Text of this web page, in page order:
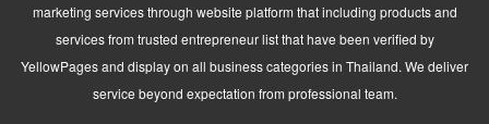
marketing services through website platform that including products and
services from trusted entrepreneur list that have been verified by
YellowPages and display on all business categories in Thailand. We deliver
service beyond expectation from professional team.